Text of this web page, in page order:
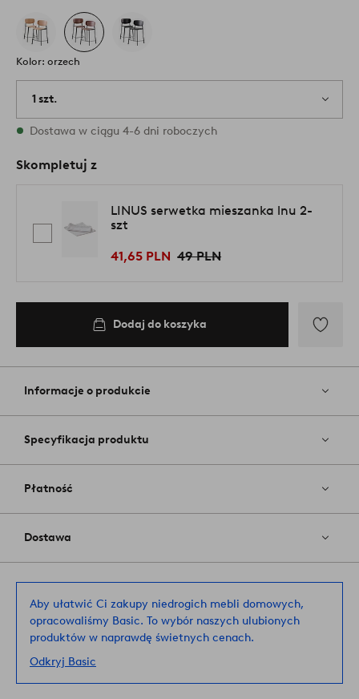
Kolor: orzech
1 szt.
W magazynie
Dostawa w ciągu 4-6 dni roboczych
Skompletuj z
LINUS serwetka mieszanka lnu 2-
szt
41,65 PLN 49 PLN
Dodaj do koszyka
do
Informacje o produkcie
Specyfikacja produktu
Płatność
Dostawa
Aby ułatwić Ci zakupy niedrogich mebli domowych,
opracowaliśmy Basic. To wybór naszych ulubionych
produktów w naprawdę świetnych cenach.
Odkryj Basic